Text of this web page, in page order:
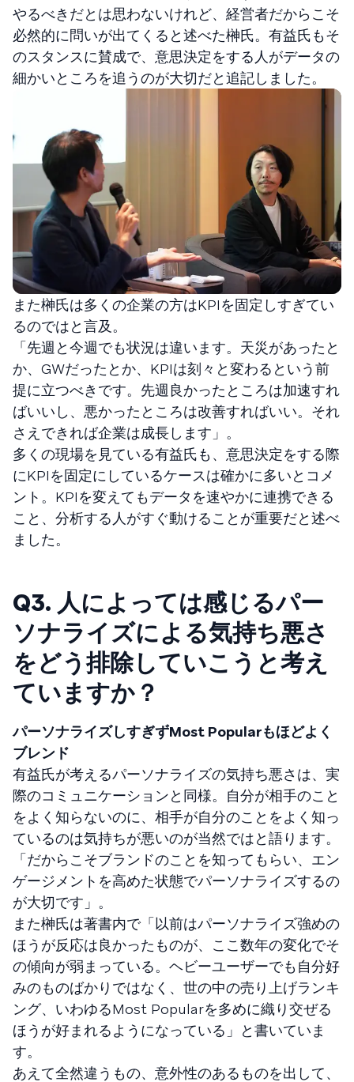
やるべきだとは思わないけれど、経営者だからこそ
必然的に問いが出てくると述べた榊氏。有益氏もそ
のスタンスに賛成で、意思決定をする人がデータの
細かいところを追うのが大切だと追記しました。
また榊氏は多くの企業の方はKPIを固定しすぎてい
るのではと言及。
「先週と今週でも状況は違います。天災があったと
か、GWだったとか、KPIは刻々と変わるという前
提に立つべきです。先週良かったところは加速すれ
ばいいし、悪かったところは改善すればいい。それ
さえできれば企業は成長します」。
多くの現場を見ている有益氏も、意思決定をする際
にKPIを固定にしているケースは確かに多いとコメ
ント。KPIを変えてもデータを速やかに連携できる
こと、分析する人がすぐ動けることが重要だと述べ
ました。
Q3. 人によっては感じるパー
ソナライズによる気持ち悪さ
をどう排除していこうと考え
ていますか？
パーソナライズしすぎずMost Popularもほどよく
ブレンド
有益氏が考えるパーソナライズの気持ち悪さは、実
際のコミュニケーションと同様。自分が相手のこと
をよく知らないのに、相手が自分のことをよく知っ
ているのは気持ちが悪いのが当然ではと語ります。
「だからこそブランドのことを知ってもらい、エン
ゲージメントを高めた状態でパーソナライズするの
が大切です」。
また榊氏は著書内で「以前はパーソナライズ強めの
ほうが反応は良かったものが、ここ数年の変化でそ
の傾向が弱まっている。ヘビーユーザーでも自分好
みのものばかりではなく、世の中の売り上げランキ
ング、いわゆるMost Popularを多めに織り交ぜる
ほうが好まれるようになっている」と書いていま
す。
あえて全然違うもの、意外性のあるものを出して、